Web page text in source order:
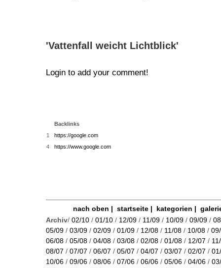
'Vattenfall weicht Lichtblick'
Login to add your comment!
Backlinks
1
https://google.com
4
https://www.google.com
nach oben | startseite| kategorien |
Archiv/ 02/10 / 01/10 / 12/09 / 11/09 / 10/09 / 09/09 /
05/09 / 03/09 / 02/09 / 01/09 / 12/08 / 11/08 / 10/08 /
06/08 / 05/08 / 04/08 / 03/08 / 02/08 / 01/08 / 12/07 /
08/07 / 07/07 / 06/07 / 05/07 / 04/07 / 03/07 / 02/07 /
10/06 / 09/06 / 08/06 / 07/06 / 06/06 / 05/06 / 04/06 /